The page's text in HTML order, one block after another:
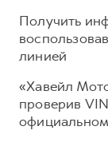
Получить
линией
«Хавейл
проверив